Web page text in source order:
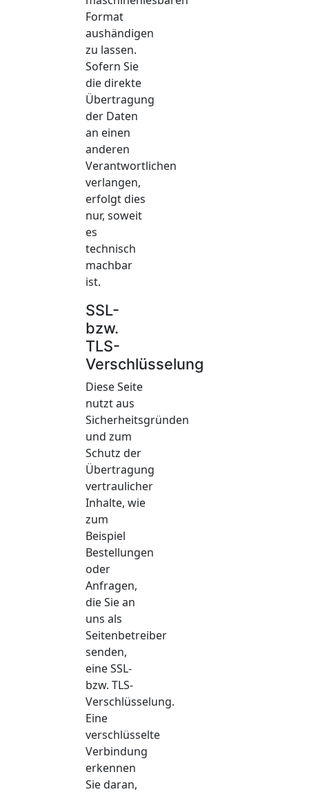
Format
aushändigen
zu lassen.
Sofern Sie
die direkte
Übertragung
der Daten
an einen
anderen
Verantwortlichen
verlangen,
erfolgt dies
nur, soweit
es
technisch
machbar
ist.
SSL-
bzw.
TLS-
Verschlüsselung
Diese Seite
nutzt aus
Sicherheitsgründen
und zum
Schutz der
Übertragung
vertraulicher
Inhalte, wie
zum
Beispiel
Bestellungen
oder
Anfragen,
die Sie an
uns als
Seitenbetreiber
senden,
eine SSL-
bzw. TLS-
Verschlüsselung.
Eine
verschlüsselte
Verbindung
erkennen
Sie daran,